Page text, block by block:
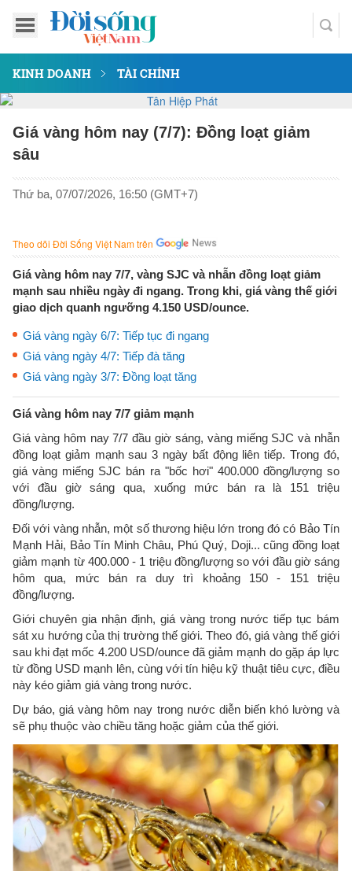
KINH DOANH TÀI CHÍNH
Giá vàng hôm nay (7/7): Đồng loạt giảm
sâu
Thứ ba, 07/07/2026, 16:50 (GMT+7)
Theo dõi Đời Sống Việt Nam trên
Giá vàng hôm nay 7/7, vàng SJC và nhẫn đồng loạt giảm
mạnh sau nhiều ngày đi ngang. Trong khi, giá vàng thế giới
giao dịch quanh ngưỡng 4.150 USD/ounce.
Giá vàng ngày 6/7: Tiếp tục đi ngang
Giá vàng ngày 4/7: Tiếp đà tăng
Giá vàng ngày 3/7: Đồng loạt tăng
Giá vàng hôm nay 7/7 giảm mạnh
Giá vàng hôm nay 7/7 đầu giờ sáng, vàng miếng SJC và nhẫn
đồng loạt giảm mạnh sau 3 ngày bất động liên tiếp. Trong đó,
giá vàng miếng SJC bán ra "bốc hơi" 400.000 đồng/lượng so
với đầu giờ sáng qua, xuống mức bán ra là 151 triệu
đồng/lượng.
Đối với vàng nhẫn, một số thương hiệu lớn trong đó có Bảo Tín
Mạnh Hải, Bảo Tín Minh Châu, Phú Quý, Doji... cũng đồng loạt
giảm mạnh từ 400.000 - 1 triệu đồng/lượng so với đầu giờ sáng
hôm qua, mức bán ra duy trì khoảng 150 - 151 triệu
đồng/lượng.
Giới chuyên gia nhận định, giá vàng trong nước tiếp tục bám
sát xu hướng của thị trường thế giới. Theo đó, giá vàng thế giới
sau khi đạt mốc 4.200 USD/ounce đã giảm mạnh do gặp áp lực
từ đồng USD mạnh lên, cùng với tín hiệu kỹ thuật tiêu cực, điều
này kéo giảm giá vàng trong nước.
Dự báo, giá vàng hôm nay trong nước diễn biến khó lường và
sẽ phụ thuộc vào chiều tăng hoặc giảm của thế giới.